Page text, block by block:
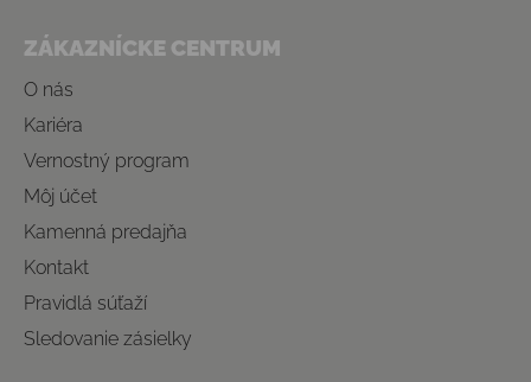
ZÁKAZNÍCKE CENTRUM
O nás
Kariéra
Vernostný program
Môj účet
Kamenná predajňa
Kontakt
Pravidlá súťaží
Sledovanie zásielky